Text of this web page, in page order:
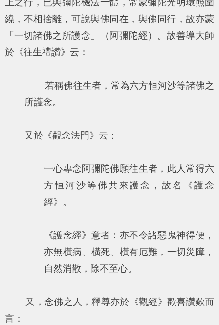
上之行，已與彌陀機法一體，常蒙彌陀光明環照圍
繞，不相捨離，可說與佛同在，與佛同行，故亦蒙
「一切諸佛之所護念」（阿彌陀經）。故善導大師
於《往生禮讚》云：
若稱佛往生者，常為六方恒河沙等諸佛之
所護念。
又於《觀念法門》云：
一心專念阿彌陀佛願往生者，此人常得六
方恒河沙等佛共來護念，故名《護念
經》。
《護念經》意者：亦不令諸惡鬼神得便，
亦無橫病、橫死、橫有厄難，一切災障，
自然消散，除不至心。
又，念佛之人，釋尊亦於《觀經》歡喜讚歎而
言：